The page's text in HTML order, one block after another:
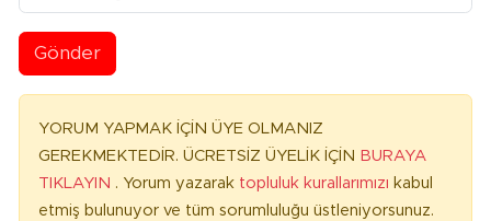
Gönder
YORUM YAPMAK İÇİN ÜYE OLMANIZ
GEREKMEKTEDİR. ÜCRETSİZ ÜYELİK İÇİN BURAYA
TIKLAYIN . Yorum yazarak topluluk kurallarımızı kabul
etmiş bulunuyor ve tüm sorumluluğu üstleniyorsunuz.